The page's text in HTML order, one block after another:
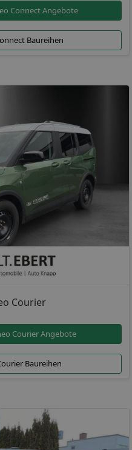
Connect Angebote
Baureihen
Courier
Courier Angebote
Baureihen